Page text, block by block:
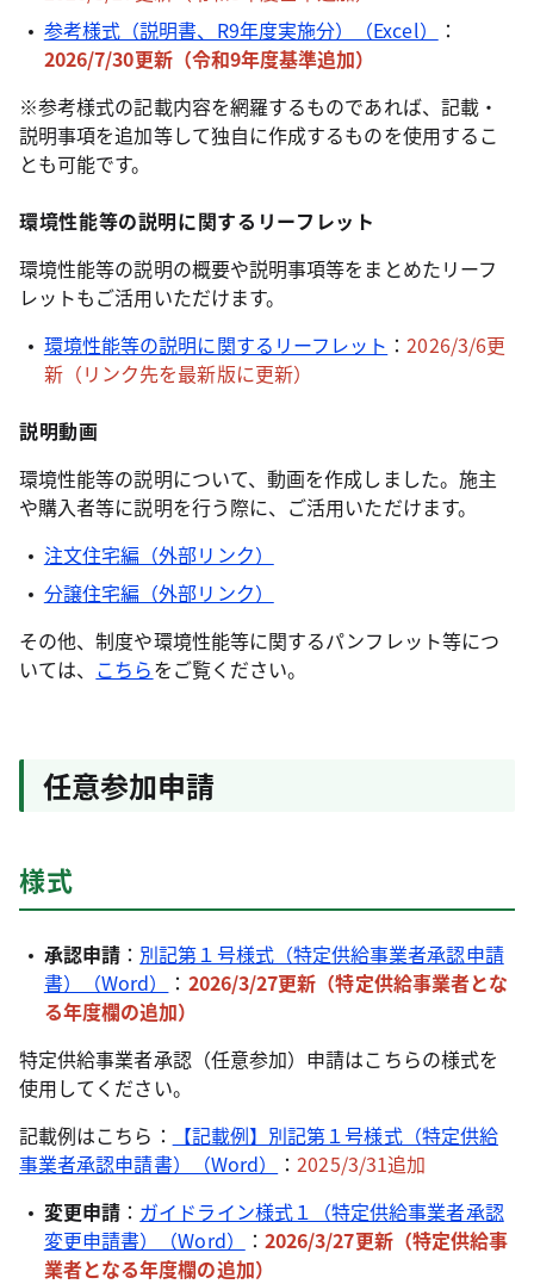
参考様式（説明書、R9年度実施分）（Excel）
：
2026/7/30更新（令和9年度基準追加）
※参考様式の記載内容を網羅するものであれば、記載・
説明事項を追加等して独自に作成するものを使用するこ
とも可能です。
環境性能等の説明に関するリーフレット
環境性能等の説明の概要や説明事項等をまとめたリーフ
レットもご活用いただけます。
環境性能等の説明に関するリーフレット ：2026/3/6更
新（リンク先を最新版に更新）
説明動画
環境性能等の説明について、動画を作成しました。施主
や購入者等に説明を行う際に、ご活用いただけます。
注文住宅編（外部リンク）
分譲住宅編（外部リンク）
その他、制度や環境性能等に関するパンフレット等につ
いては、 こちらをご覧ください。
任意参加申請
様式
承認申請 ： 別記第１号様式（特定供給事業者承認申請
書）（Word）
： 2026/3/27更新（特定供給事業者とな
る年度欄の追加）
特定供給事業者承認（任意参加）申請はこちらの様式を
使用してください。
記載例はこちら：
【記載例】別記第１号様式（特定供給
事業者承認申請書）（Word）
：2025/3/31追加
変更申請 ： ガイドライン様式１（特定供給事業者承認
変更申請書）（Word）
： 2026/3/27更新（特定供給事
業者となる年度欄の追加）